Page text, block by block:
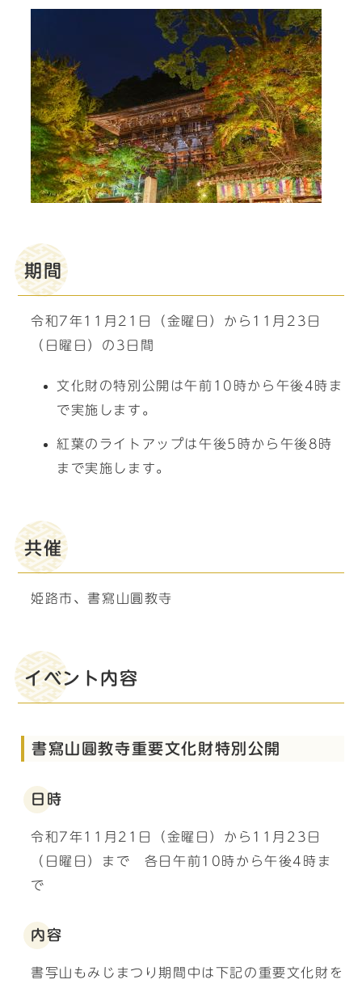
期間
令和7年11月21日（金曜日）から11月23日
（日曜日）の3日間
文化財の特別公開は午前10時から午後4時ま
で実施します。
紅葉のライトアップは午後5時から午後8時
まで実施します。
共催
姫路市、書寫山圓教寺
イベント内容
書寫山圓教寺重要文化財特別公開
日時
令和7年11月21日（金曜日）から11月23日
（日曜日）まで 各日午前10時から午後4時ま
で
内容
書写山もみじまつり期間中は下記の重要文化財を